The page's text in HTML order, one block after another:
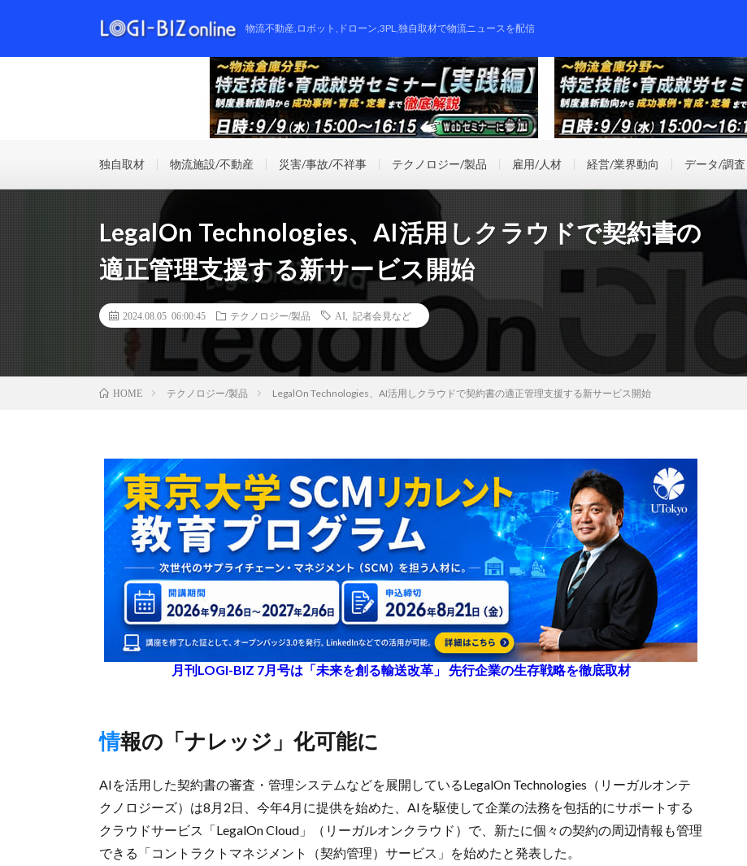
物流不動産,ロボット,ドローン,3PL,独自取材で物流ニュースを配信
独自取材 物流施設/不動産 災害/事故/不祥事 テクノロジー/製品 雇用/人材 経営/業界動向 データ/調査
LegalOn Technologies、AI活用しクラウドで契約書の
適正管理支援する新サービス開始
2024.08.05 06:00:45 テクノロジー/製品 AI 記者会見など
HOME テクノロジー/製品 LegalOn Technologies、AI活用しクラウドで契約書の適正管理支援する新サービス開始
月刊LOGI-BIZ 7月号は「未来を創る輸送改革」 先行企業の生存戦略を徹底取材
情報の「ナレッジ」化可能に
AIを活用した契約書の審査・管理システムなどを展開しているLegalOn Technologies（リーガルオンテ
クノロジーズ）は8月2日、今年4月に提供を始めた、AIを駆使して企業の法務を包括的にサポートする
クラウドサービス「LegalOn Cloud」（リーガルオンクラウド）で、新たに個々の契約の周辺情報も管理
できる「コントラクトマネジメント（契約管理）サービス」を始めたと発表した。